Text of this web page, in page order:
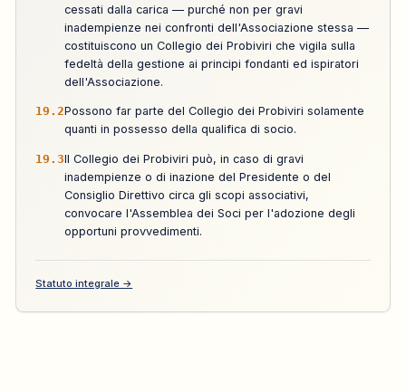
cessati dalla carica — purché non per gravi
inadempienze nei confronti dell'Associazione stessa —
costituiscono un Collegio dei Probiviri che vigila sulla
fedeltà della gestione ai principi fondanti ed ispiratori
dell'Associazione.
19.2Possono far parte del Collegio dei Probiviri solamente
quanti in possesso della qualifica di socio.
19.3Il Collegio dei Probiviri può, in caso di gravi
inadempienze o di inazione del Presidente o del
Consiglio Direttivo circa gli scopi associativi,
convocare l'Assemblea dei Soci per l'adozione degli
opportuni provvedimenti.
Statuto integrale →